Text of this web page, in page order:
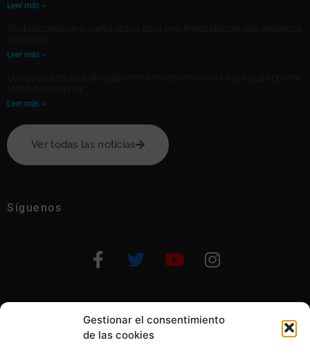
Gestionar el consentimiento
de las cookies
Leer más »
Leer más »
Leer más »
Ver todas las notícias
Síguenos
Otras formas de ayudar